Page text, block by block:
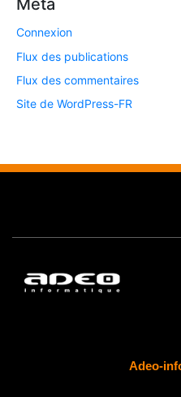
Méta
Connexion
Flux des publications
Flux des commentaires
Site de WordPress-FR
Adeo-